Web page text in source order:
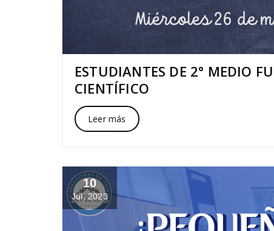
ESTUDIANTES DE 2° MEDIO
CIENTÍFICO
Leer más
10
Jul, 2023